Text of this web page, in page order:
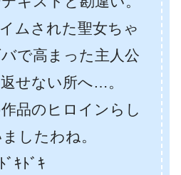
ムされた聖女ちゃ
で高まった主人公
せない所へ…。
品のヒロインらし
したわね。
ﾞｷﾄﾞｷ